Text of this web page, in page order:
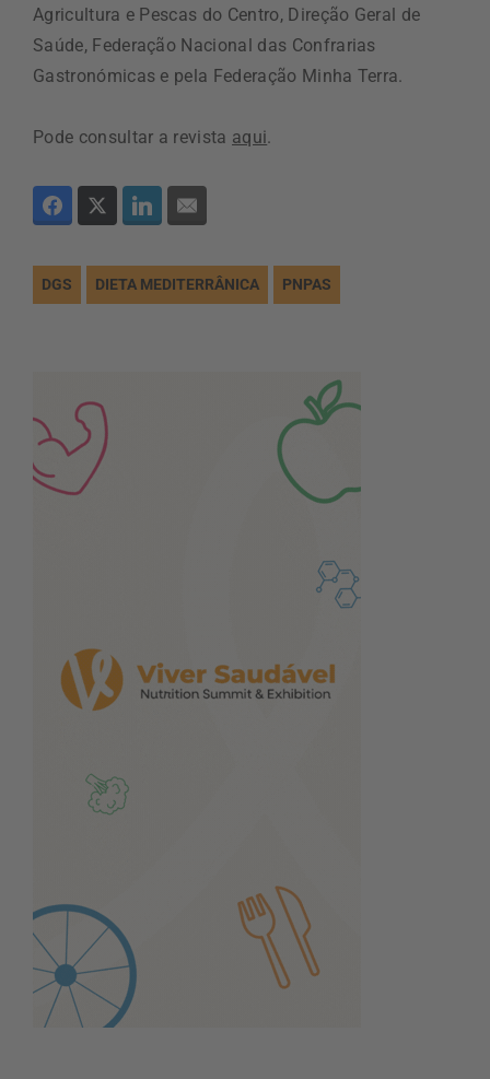
Agricultura e Pescas do Centro, Direção Geral de
Saúde, Federação Nacional das Confrarias
Gastronómicas e pela Federação Minha Terra.
Pode consultar a revista aqui.
DGS DIETA MEDITERRÂNICA PNPAS